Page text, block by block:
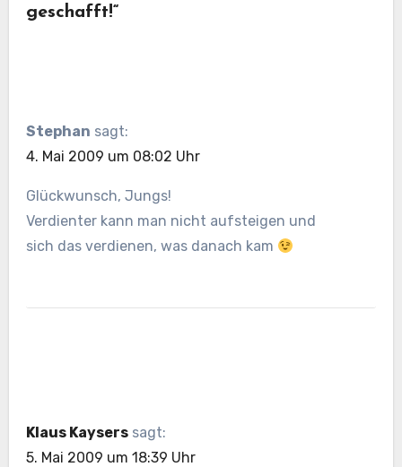
geschafft!“
Stephan sagt:
4. Mai 2009 um 08:02 Uhr
Glückwunsch, Jungs!
Verdienter kann man nicht aufsteigen und
sich das verdienen, was danach kam
Klaus Kaysers sagt:
5. Mai 2009 um 18:39 Uhr